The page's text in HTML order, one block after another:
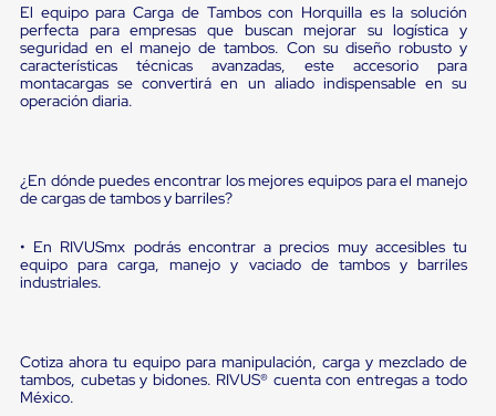
eléctrico
Diablito
manual
Plataformas
de
carga
Ultima
Milla
para
Charolas
Jaulas
de
El equipo para Carga de Tambos con Horquilla es la solución
perfecta para empresas que buscan mejorar su logística y
seguridad en el manejo de tambos. Con su diseño robusto y
características técnicas avanzadas, este accesorio para
montacargas se convertirá en un aliado indispensable en su
operación diaria.
¿En dónde puedes encontrar los mejores equipos para el manejo
de cargas de tambos y barriles?
• En RIVUSmx podrás encontrar a precios muy accesibles tu
equipo para carga, manejo y vaciado de tambos y barriles
industriales.
Cotiza ahora tu equipo para manipulación, carga y mezclado de
tambos, cubetas y bidones. RIVUS® cuenta con entregas a todo
México.